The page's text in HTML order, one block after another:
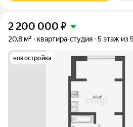
2 200 000 ₽
20,8 м² квартира-студия 5 этаж из 5
новостройка